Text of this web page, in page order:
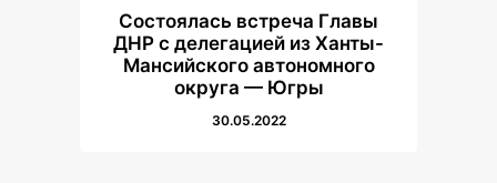
Состоялась встреча Главы
ДНР с делегацией из Ханты-
Мансийского автономного
округа — Югры
30.05.2022